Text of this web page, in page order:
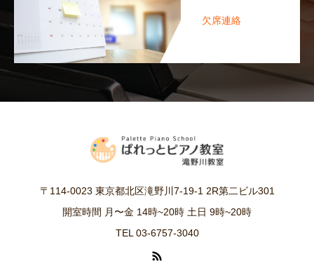
欠席連絡
〒114-0023 東京都北区滝野川7-19-1 2R第二ビル301
開室時間 月〜金 14時~20時 土日 9時~20時
TEL 03-6757-3040